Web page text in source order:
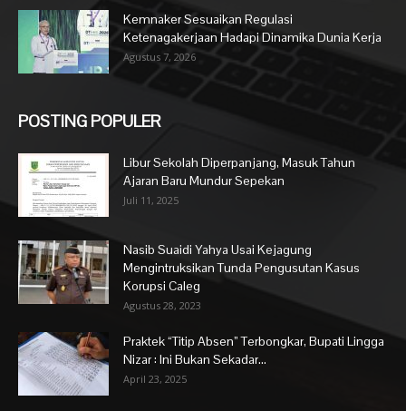
Kemnaker Sesuaikan Regulasi
Ketenagakerjaan Hadapi Dinamika Dunia Kerja
Agustus 7, 2026
POSTING POPULER
Libur Sekolah Diperpanjang, Masuk Tahun
Ajaran Baru Mundur Sepekan
Juli 11, 2025
Nasib Suaidi Yahya Usai Kejagung
Mengintruksikan Tunda Pengusutan Kasus
Korupsi Caleg
Agustus 28, 2023
Praktek “Titip Absen” Terbongkar, Bupati Lingga
Nizar : Ini Bukan Sekadar...
April 23, 2025